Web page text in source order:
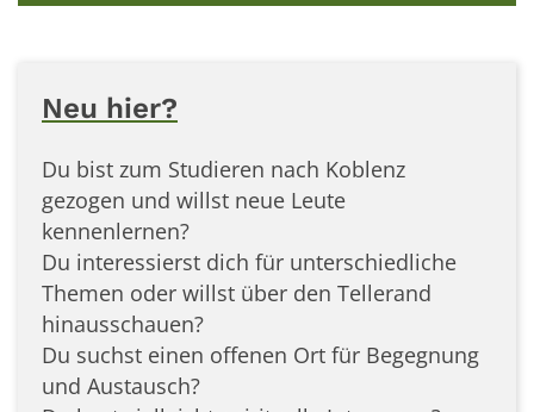
Neu hier?
Du bist zum Studieren nach Koblenz
gezogen und willst neue Leute
kennenlernen?
Du interessierst dich für unterschiedliche
Themen oder willst über den Tellerand
hinausschauen?
Du suchst einen offenen Ort für Begegnung
und Austausch?